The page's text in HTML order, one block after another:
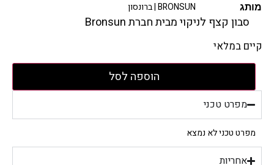
מותג BRONSUN | ברונסון
סבון קצף לניקוי מבית חברת Bronsun
קיים במלאי
הוספה לסל
מפרט טכני
מפרט טכני לא נמצא
אחריות